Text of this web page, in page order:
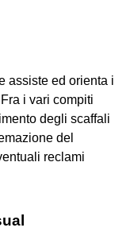
assiste ed orienta i
i vari compiti
degli scaffali
del
reclami